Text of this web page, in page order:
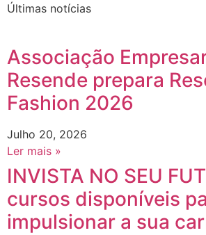
Últimas notícias
Associação
Resende prepara
Fashion 2026
Julho 20, 2026
Ler mais »
INVISTA NO SEU
cursos disponíveis
impulsionar a sua